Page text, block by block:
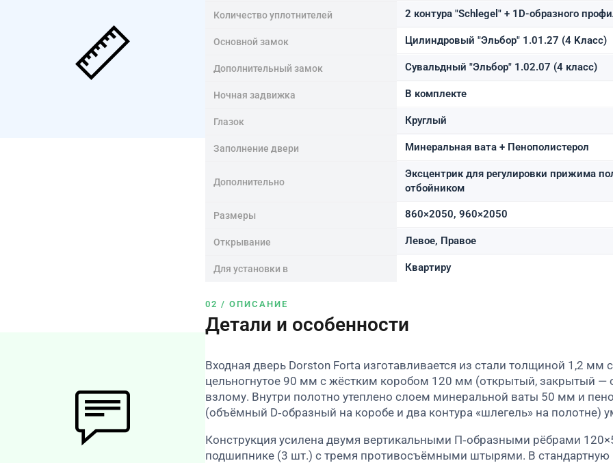
Количество уплотнителей 2 контура "Schlegel" + 1D-образного
Основной замок Цилиндровый "Эльбор" 1.01.27 (4 Kласс)
Дополнительный замок Сувальдный "Эльбор" 1.02.07 (4 класс)
Ночная задвижка В комплекте
Глазок Круглый
Заполнение двери Минеральная вата + Пенополистерол
Дополнительно
Эксцентрик для регулировки прижима
отбойником
Размеры 860×2050, 960×2050
Открывание Левое, Правое
Для установки в Квартиру
02 / ОПИСАНИЕ
Детали и особенности
Входная дверь Dorston Forta изготавливается из стали толщиной 1,2
цельногнутое 90 мм с жёстким коробом 120 мм (открытый, закрытый —
взлому. Внутри полотно утеплено слоем минеральной ваты 50 мм и
(объёмный D‑образный на коробе и два контура «шлегель» на
Конструкция усилена двумя вертикальными П‑образными рёбрами
подшипнике (3 шт.) с тремя противосъёмными штырями. В